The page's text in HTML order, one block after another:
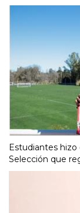
Estudiantes hizo
Selección que